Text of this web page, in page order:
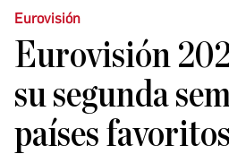
Eurovisión
Eurovisión
su segunda
países